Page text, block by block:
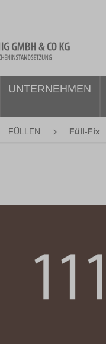
UNTERNEHMEN
FÜLLEN Füll-Fix